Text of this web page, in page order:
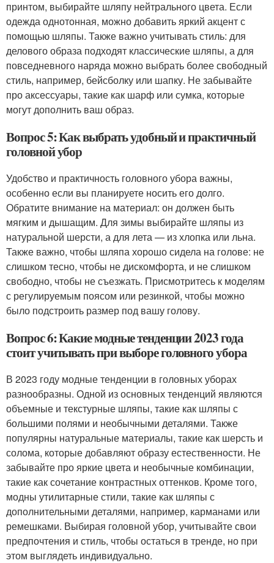
принтом, выбирайте шляпу нейтрального цвета. Если
одежда однотонная, можно добавить яркий акцент с
помощью шляпы. Также важно учитывать стиль: для
делового образа подходят классические шляпы, а для
повседневного наряда можно выбрать более свободный
стиль, например, бейсболку или шапку. Не забывайте
про аксессуары, такие как шарф или сумка, которые
могут дополнить ваш образ.
Вопрос 5: Как выбрать удобный и практичный
головной убор
Удобство и практичность головного убора важны,
особенно если вы планируете носить его долго.
Обратите внимание на материал: он должен быть
мягким и дышащим. Для зимы выбирайте шляпы из
натуральной шерсти, а для лета — из хлопка или льна.
Также важно, чтобы шляпа хорошо сидела на голове: не
слишком тесно, чтобы не дискомфорта, и не слишком
свободно, чтобы не съезжать. Присмотритесь к моделям
с регулируемым поясом или резинкой, чтобы можно
было подстроить размер под вашу голову.
Вопрос 6: Какие модные тенденции 2023 года
стоит учитывать при выборе головного убора
В 2023 году модные тенденции в головных уборах
разнообразны. Одной из основных тенденций являются
объемные и текстурные шляпы, такие как шляпы с
большими полями и необычными деталями. Также
популярны натуральные материалы, такие как шерсть и
солома, которые добавляют образу естественности. Не
забывайте про яркие цвета и необычные комбинации,
такие как сочетание контрастных оттенков. Кроме того,
модны утилитарные стили, такие как шляпы с
дополнительными деталями, например, карманами или
ремешками. Выбирая головной убор, учитывайте свои
предпочтения и стиль, чтобы остаться в тренде, но при
этом выглядеть индивидуально.